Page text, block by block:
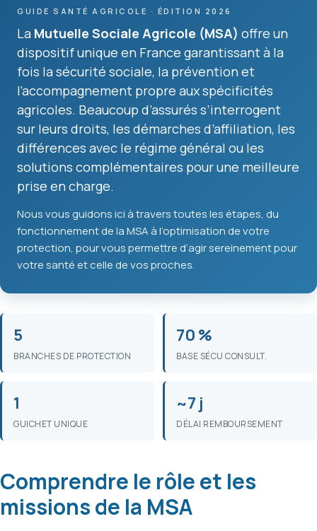
GUIDE SANTÉ AGRICOLE · ÉDITION 2026
La Mutuelle Sociale Agricole (MSA) offre un
dispositif unique en France garantissant à la
fois la sécurité sociale, la prévention et
l’accompagnement propre aux spécificités
agricoles. Beaucoup d’assurés s’interrogent
sur leurs droits, les démarches d’affiliation, les
différences avec le régime général ou les
solutions complémentaires pour une meilleure
prise en charge.
Nous vous guidons ici à travers toutes les étapes, du
fonctionnement de la MSA à l’optimisation de votre
protection, pour vous permettre d’agir sereinement pour
votre santé et celle de vos proches.
5
BRANCHES DE PROTECTION
70 %
BASE SÉCU CONSULT.
1
GUICHET UNIQUE
~7 j
DÉLAI REMBOURSEMENT
Comprendre le rôle et les
missions de la MSA